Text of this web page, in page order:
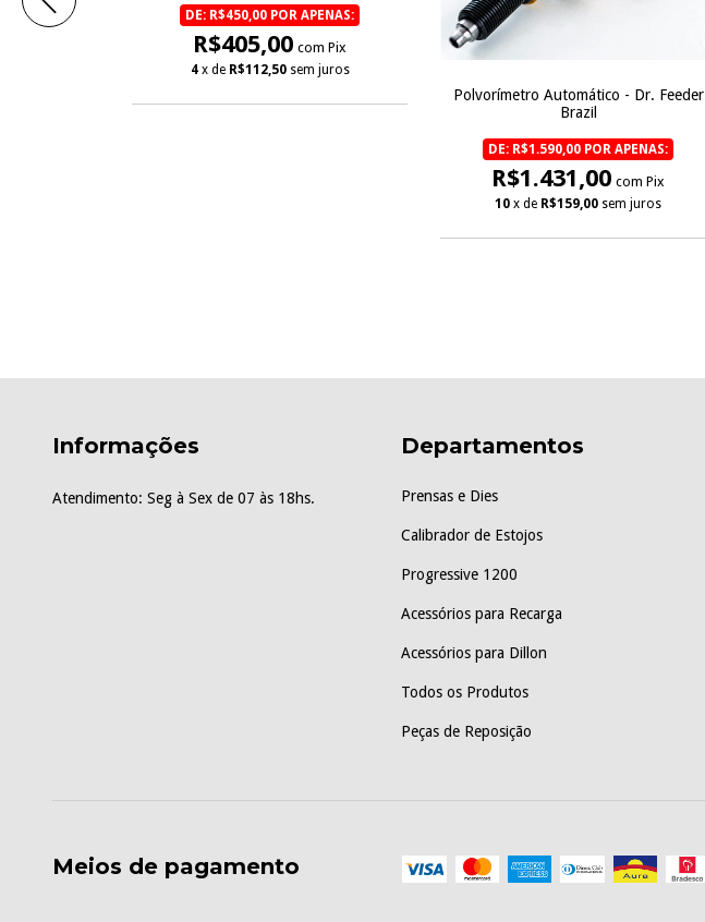
DE: R$450,00 POR APENAS:
R$405,00 com Pix
4 x de R$112,50 sem juros
Polvorímetro Automático - Dr. Feeder
Brazil
DE: R$1.590,00 POR APENAS:
R$1.431,00 com Pix
10 x de R$159,00 sem juros
Informações
Atendimento: Seg à Sex de 07 às 18hs.
Departamentos
Prensas e Dies
Calibrador de Estojos
Progressive 1200
Acessórios para Recarga
Acessórios para Dillon
Todos os Produtos
Peças de Reposição
Meios de pagamento